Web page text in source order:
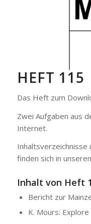
HEFT 115
Das Heft zum
Zwei Aufgaben aus
Internet.
finden sich in
Inhalt von Heft
Bericht zur
K. Mours: Explore